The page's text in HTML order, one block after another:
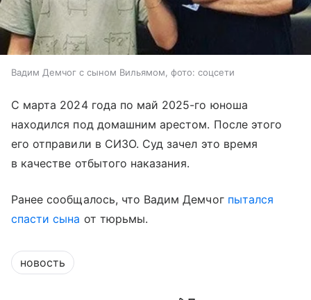
Вадим Демчог с сыном Вильямом, фото: соцсети
С марта 2024 года по май 2025-го юноша
находился под домашним арестом. После этого
его отправили в СИЗО. Суд зачел это время
в качестве отбытого наказания.
Ранее сообщалось, что Вадим Демчог пытался
спасти сына от тюрьмы.
новость